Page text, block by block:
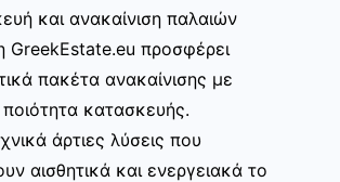
και ανακαίνιση παλαιών
GreekEstate.eu προσφέρει
πακέτα ανακαίνισης με
κατασκευής.
άρτιες λύσεις που
αισθητικά και ενεργειακά το